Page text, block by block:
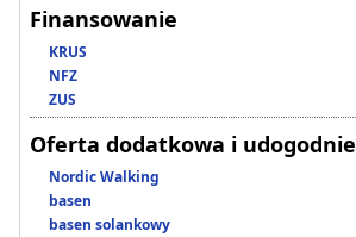
Finansowanie
KRUS
NFZ
ZUS
Oferta dodatkowa i
Nordic Walking
basen
basen solankowy